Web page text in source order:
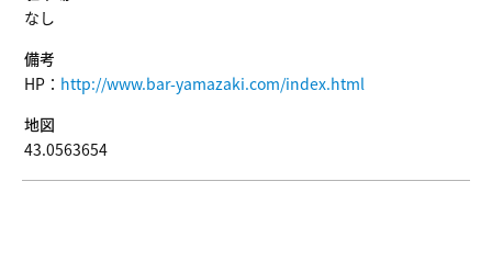
電話番号
011-221-7363
料金
ウイスキー700円、カクテル850円から。
消費税・サービス料10％と、１人に付きチャージ料1,000円は別
途。